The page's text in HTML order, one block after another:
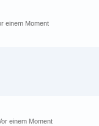
einem Moment
einem Moment